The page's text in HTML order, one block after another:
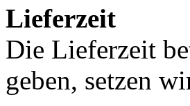
Lieferzeit
Die Lieferzeit
geben, setzen